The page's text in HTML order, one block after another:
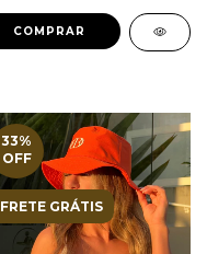
COMPRAR
33%
OFF
FRETE GRÁTIS